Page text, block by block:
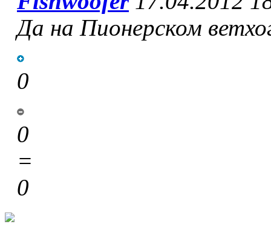
Да на Пионерском
0
0
=
0